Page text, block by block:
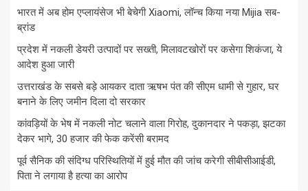
भारत में अब होम एप्लायंसेज भी बेचेगी Xiaomi, लॉन्च किया नया Mijia सब-
ब्रांड
प्रदेश में नकली डेयरी उत्पादों पर सख्ती, मिलावटखोरों पर कसेगा शिकंजा, ये
आदेश हुआ जारी
उत्तराखंड के सबसे बड़े आयकर दाता ऋषभ पंत की सीएम धामी से गुहार, घर
बनाने के लिए जमीन दिला दो सरकार
कांवड़ियों के भेष में नकली नोट चलाने वाला गिरोह, दुकानदार ने पकड़ा, झटका
देकर भागे, 30 हजार की फेक करेंसी बरामद
पूर्व सैनिक की संदिग्ध परिस्थितियों में हुई मौत की जांच करेगी सीबीसीआईडी,
पिता ने लगाया है हत्या का आरोप